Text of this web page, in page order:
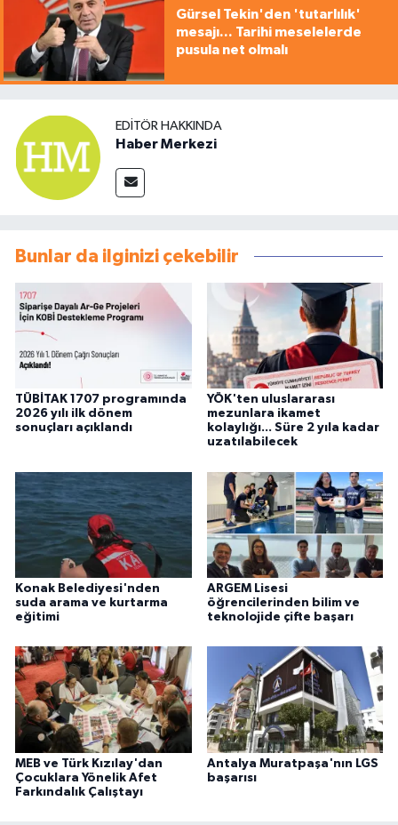
Gürsel Tekin'den 'tutarlılık'
mesajı... Tarihi meselelerde
pusula net olmalı
EDITÖR HAKKINDA
Haber Merkezi
Bunlar da ilginizi çekebilir
TÜBİTAK 1707 programında
2026 yılı ilk dönem
sonuçları açıklandı
YÖK'ten uluslararası
mezunlara ikamet
kolaylığı... Süre 2 yıla kadar
uzatılabilecek
Konak Belediyesi'nden
suda arama ve kurtarma
eğitimi
ARGEM Lisesi
öğrencilerinden bilim ve
teknolojide çifte başarı
MEB ve Türk Kızılay'dan
Çocuklara Yönelik Afet
Farkındalık Çalıştayı
Antalya Muratpaşa'nın LGS
başarısı